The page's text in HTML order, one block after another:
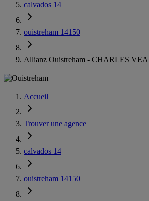
calvados 14
ouistreham 14150
Allianz Ouistreham - CHARLES
Accueil
Trouver une agence
calvados 14
ouistreham 14150